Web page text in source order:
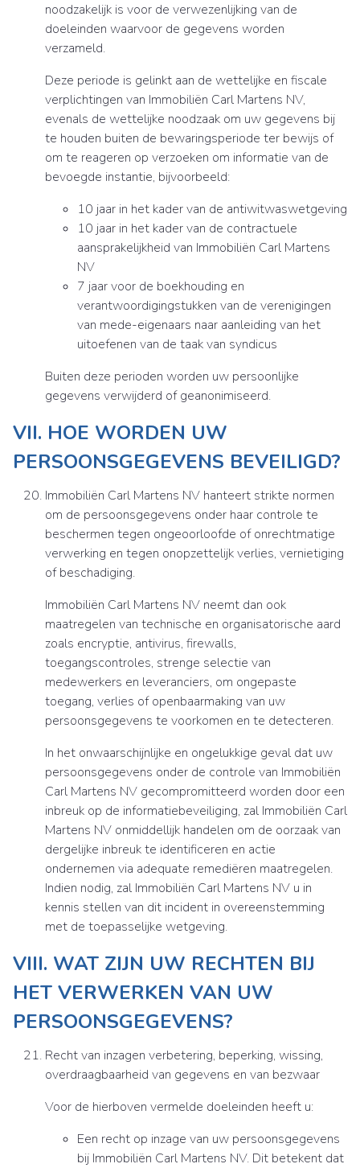
noodzakelijk is voor de verwezenlijking van de
doeleinden waarvoor de gegevens worden
verzameld.
Deze periode is gelinkt aan de wettelijke en fiscale
verplichtingen van Immobiliën Carl Martens NV,
evenals de wettelijke noodzaak om uw gegevens bij
te houden buiten de bewaringsperiode ter bewijs of
om te reageren op verzoeken om informatie van de
bevoegde instantie, bijvoorbeeld:
10 jaar in het kader van de antiwitwaswetgeving
10 jaar in het kader van de contractuele
aansprakelijkheid van Immobiliën Carl Martens
NV
7 jaar voor de boekhouding en
verantwoordigingstukken van de verenigingen
van mede-eigenaars naar aanleiding van het
uitoefenen van de taak van syndicus
Buiten deze perioden worden uw persoonlijke
gegevens verwijderd of geanonimiseerd.
VII. HOE WORDEN UW
PERSOONSGEGEVENS BEVEILIGD?
Immobiliën Carl Martens NV hanteert strikte normen
om de persoonsgegevens onder haar controle te
beschermen tegen ongeoorloofde of onrechtmatige
verwerking en tegen onopzettelijk verlies, vernietiging
of beschadiging.
Immobiliën Carl Martens NV neemt dan ook
maatregelen van technische en organisatorische aard
zoals encryptie, antivirus, firewalls,
toegangscontroles, strenge selectie van
medewerkers en leveranciers, om ongepaste
toegang, verlies of openbaarmaking van uw
persoonsgegevens te voorkomen en te detecteren.
In het onwaarschijnlijke en ongelukkige geval dat uw
persoonsgegevens onder de controle van Immobiliën
Carl Martens NV gecompromitteerd worden door een
inbreuk op de informatiebeveiliging, zal Immobiliën Carl
Martens NV onmiddellijk handelen om de oorzaak van
dergelijke inbreuk te identificeren en actie
ondernemen via adequate remediëren maatregelen.
Indien nodig, zal Immobiliën Carl Martens NV u in
kennis stellen van dit incident in overeenstemming
met de toepasselijke wetgeving.
VIII. WAT ZIJN UW RECHTEN BIJ
HET VERWERKEN VAN UW
PERSOONSGEGEVENS?
Recht van inzagen verbetering, beperking, wissing,
overdraagbaarheid van gegevens en van bezwaar
Voor de hierboven vermelde doeleinden heeft u:
Een recht op inzage van uw persoonsgegevens
bij Immobiliën Carl Martens NV. Dit betekent dat